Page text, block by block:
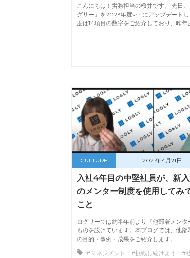
こんにちは！労務担当の桜井です。 先日
グリー」を2023年度ver.にアップデート
度は14項目の数字をご紹介しており、昨年
CULTURE 2021年4月21日
入社4年目の中堅社員が、新
のメンター制度を使用してみ
こと
ログリーでは約半年前より『他部署メンタ
ものを設けています。本ブログでは、他部
の目的・事例・成果をご紹介します。
#マネジメント #挑戦し続けよう #